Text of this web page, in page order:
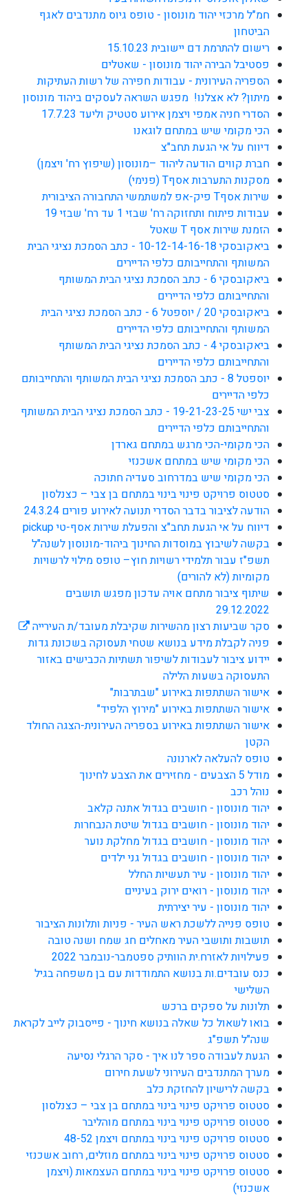
חמ"ל מרכזי יהוד מונוסון - טופס גיוס מתנדבים לאגף
הביטחון
רישום להתרמת דם יישובית 15.10.23
פסטיבל הבירה יהוד מונוסון - שאטלים
הספריה העירונית - עבודות חפירה של רשות העתיקות
מיתון? לא אצלנו! מפגש השראה לעסקים ביהוד מונוסון
הסדרי חניה אמפי ויצמן אירוע סטטיק וליעד 17.7.23
הכי מקומי שיש במתחם לוגאנו
דיווח על אי הגעת תחב"צ
חברת קווים הודעה ליהוד –מונוסון (שיפוץ רח' ויצמן)
מסקנות התערבות אסףT (פנימי)
שירות אסףT פיק-אפ למשתמשי התחבורה הציבורית
עבודות פיתוח ותחזוקה רח' שבזי 1 עד רח' שבזי 19
הזמנת שירות אסף T שאטל
ביאקובסקי 10-12-14-16-18 - כתב הסמכת נציגי הבית
המשותף והתחייבותם כלפי הדיירים
ביאקובסקי 6 - כתב הסמכת נציגי הבית המשותף
והתחייבותם כלפי הדיירים
ביאקובסקי 20 / יוספטל 6 - כתב הסמכת נציגי הבית
המשותף והתחייבותם כלפי הדיירים
ביאקובסקי 4 - כתב הסמכת נציגי הבית המשותף
והתחייבותם כלפי הדיירים
יוספטל 8 - כתב הסמכת נציגי הבית המשותף והתחייבותם
כלפי הדיירים
צבי ישי 19-21-23-25 - כתב הסמכת נציגי הבית המשותף
והתחייבותם כלפי הדיירים
הכי מקומי-הכי מרגש במתחם גארדן
הכי מקומי שיש במתחם אשכנזי
הכי מקומי שיש במדרחוב סעדיה חתוכה
סטטוס פרויקט פינוי בינוי במתחם בן צבי – כצנלסון
הודעה לציבור בדבר הסדרי תנועה לאירוע פורים 24.3.24
דיווח על אי הגעת תחב"צ והפעלת שירות אסף-טי pickup
בקשה לשיבוץ במוסדות החינוך ביהוד-מונוסון לשנה"ל
תשפ"ז עבור תלמידי רשויות חוץ– טופס מילוי לרשויות
מקומיות (לא להורים)
שיתוף ציבור מתחם אויה עדכון מפגש תושבים
29.12.2022
סקר שביעות רצון מהשירות שקיבלת מעובד/ת העירייה
פניה לקבלת מידע בנושא שטחי תעסוקה בשכונת גדות
יידוע ציבור לעבודות לשיפור תשתיות הכבישים באזור
התעסוקה בשעות הלילה
אישור השתתפות באירוע "שבתרבות"
אישור השתתפות באירוע "מירוץ הלפיד"
אישור השתתפות באירוע בספריה העירונית-הצגה החולד
הקטן
טופס להעלאה לארנונה
מודל 5 הצבעים - מחזירים את הצבע לחינוך
נוהל רכב
יהוד מונוסון - חושבים בגדול אתנה קלאב
יהוד מונוסון - חושבים בגדול שיטת הנבחרות
יהוד מונוסון - חושבים בגדול מחלקת נוער
יהוד מונוסון - חושבים בגדול גני ילדים
יהוד מונוסון - עיר תעשיות החלל
יהוד מונוסון - רואים ירוק בעיניים
יהוד מונוסון - עיר יצירתית
טופס פנייה ללשכת ראש העיר - פניות ותלונות הציבור
תושבות ותושבי העיר מאחלים חג שמח ושנה טובה
פעילויות לאזרח.ית הוותיק ספטמבר-נובמבר 2022
כנס עובדים.ות בנושא התמודדות עם בן משפחה בגיל
השלישי
תלונות על ספקים ברכש
בואו לשאול כל שאלה בנושא חינוך - פייסבוק לייב לקראת
שנה"ל תשפ"ג
הגעת לעבודה ספר לנו איך - סקר הרגלי נסיעה
מערך המתנדבים העירוני לשעת חירום
בקשה לרישיון להחזקת כלב
סטטוס פרויקט פינוי בינוי במתחם בן צבי – כצנלסון
סטטוס פרויקט פינוי בינוי במתחם מוהליבר
סטטוס פרויקט פינוי בינוי במתחם ויצמן 48-52
סטטוס פרויקט פינוי בינוי במתחם מוזלים, רחוב אשכנזי
סטטוס פרויקט פינוי בינוי במתחם העצמאות (ויצמן
אשכנזי)